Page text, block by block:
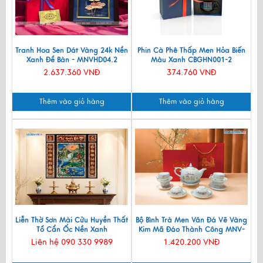
Tranh Hoa Sen Dát Vàng 24k Nền
Xanh Để Bàn - MNVHD04.2
2.637.360 VNĐ
Thêm vào giỏ hàng
Phin Cà Phê Thấp Men Hỏa Biến
Màu Xanh CBGHN001-2
374.760 VNĐ
Thêm vào giỏ hàng
Liễn Thờ Sơn Mài Cửu Huyền Thất
Tổ Cẩn Ốc Nền Xanh
107x107(cm) SMA195/107
Liên hệ 090 330 9989
Bộ Bình Trà Men Vân Đá Vẽ Vàng
Kim Mã Đáo Thành Công MNV-
BTV11
1.420.200 VNĐ